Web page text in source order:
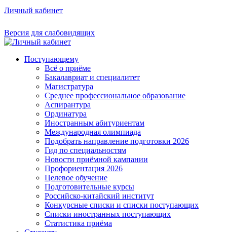
Личный кабинет
Версия для слабовидящих
Поступающему
Всё о приёме
Бакалавриат и специалитет
Магистратура
Среднее профессиональное образование
Аспирантура
Ординатура
Иностранным абитуриентам
Международная олимпиада
Подобрать направление подготовки 2026
Гид по специальностям
Новости приёмной кампании
Профориентация 2026
Целевое обучение
Подготовительные курсы
Российско-китайский институт
Конкурсные списки и списки поступающих
Списки иностранных поступающих
Статистика приёма